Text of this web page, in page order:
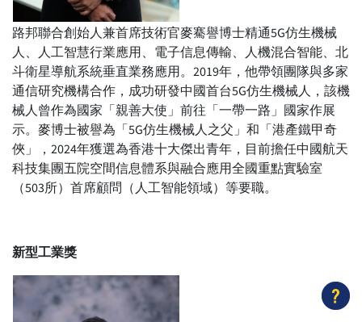
路邦聯合創始人兼首席技術官麥騫譽博士精通5G仿生機械
人、人工智慧行業應用、電子信息傳輸、人機混合智能、北
斗衛星導航系統垂直業務應用。2019年，他帶領團隊與多家
通信研究機構合作，成功研發中國首台5G仿生機械人，該機
械人曾作為國家「親善大使」前往「一帶一路」國家作展
示。麥博士被譽為「5G仿生機械人之父」和「港產鐵甲奇
俠」，2024年獲選為香港十大傑出青年，目前擔任中國航天
科技集團五院空間信息體系與融合應用全國重點實驗室
（503所）首席顧問（人工智能領域）等要職。
新型工業獎